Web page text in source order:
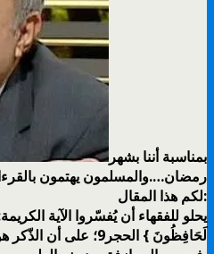
بمناسبة أننا بشهر
رمضان….والمسلمون يهتمون
لكم هذا المقال:
يحلو للفقهاء أن يُفسّروا الآية
لَحَافِظُونَ } الحجر9؛